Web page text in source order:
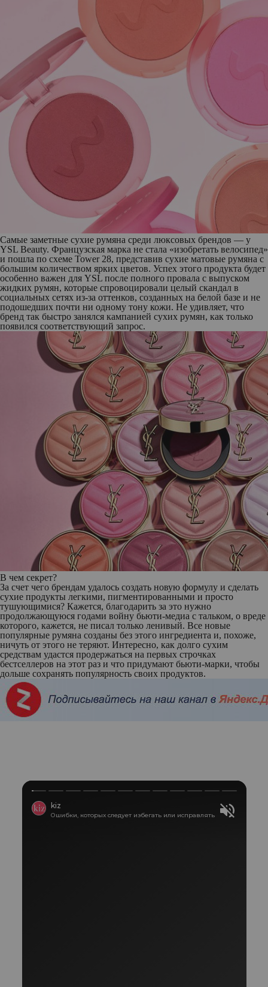
Самые заметные сухие румяна среди люксовых брендов — у
YSL Beauty. Французская марка не стала «изобретать велосипед»
и пошла по схеме Tower 28, представив сухие матовые румяна с
большим количеством ярких цветов. Успех этого продукта будет
особенно важен для YSL после полного провала с выпуском
жидких румян, которые спровоцировали целый скандал в
социальных сетях из-за оттенков, созданных на белой базе и не
подошедших почти ни одному тону кожи. Не удивляет, что
бренд так быстро занялся кампанией сухих румян, как только
появился соответствующий запрос.
В чем секрет?
За счет чего брендам удалось создать новую формулу и сделать
сухие продукты легкими, пигментированными и просто
тушующимися? Кажется, благодарить за это нужно
продолжающуюся годами войну бьюти-медиа с тальком, о вреде
которого, кажется, не писал только ленивый. Все новые
популярные румяна созданы без этого ингредиента и, похоже,
ничуть от этого не теряют. Интересно, как долго сухим
средствам удастся продержаться на первых строчках
бестселлеров на этот раз и что придумают бьюти-марки, чтобы
дольше сохранять популярность своих продуктов.